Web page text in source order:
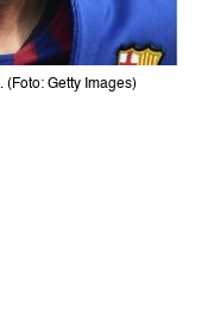
Getty Images)